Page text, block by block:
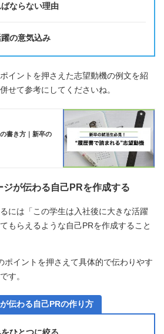
ならない理由
の意気込み
イントを押さえた志望動機の例文を紹
せて参考にしてくださいね。
書き方｜新卒の
が伝わる自己PRを作成する
には「この学生は入社後に大きな活躍
もらえるような自己PRを作成すること
ポイントを押さえて具体的で伝わりやす
す。
伝わる自己PRの作り方